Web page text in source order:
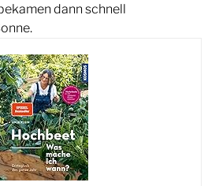
dann schnell